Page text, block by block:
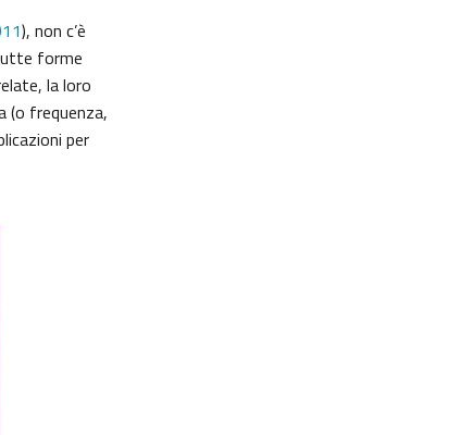
), non c’è
forme
la loro
(o frequenza,
per